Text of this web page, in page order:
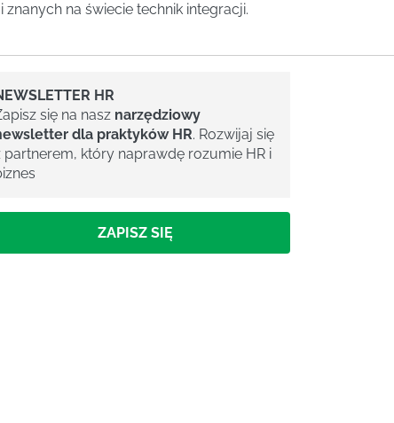
na świecie technik integracji.
HR
się na nasz narzędziowy
dla praktyków HR. Rozwijaj się
partnerem, który naprawdę rozumie HR i
ZAPISZ SIĘ